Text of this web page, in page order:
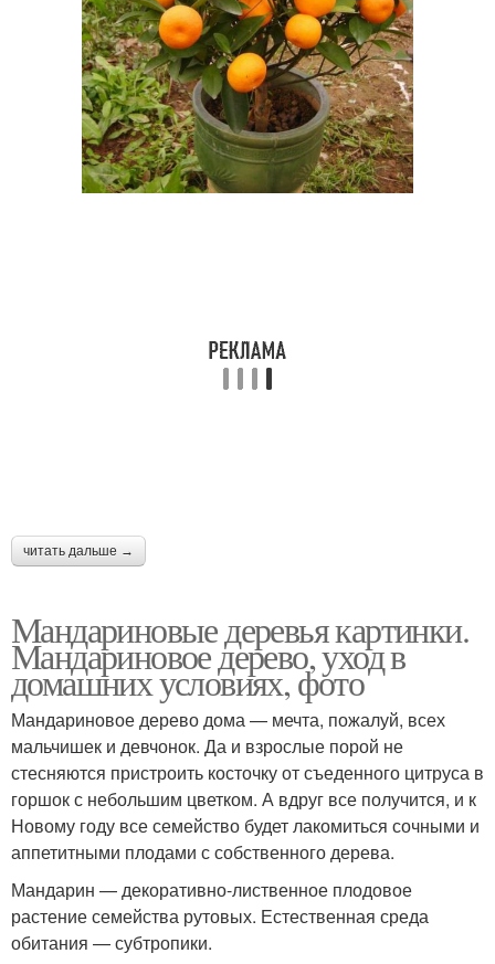
читать дальше →
Мандариновые деревья картинки.
Мандариновое дерево, уход в
домашних условиях, фото
Мандариновое дерево дома — мечта, пожалуй, всех
мальчишек и девчонок. Да и взрослые порой не
стесняются пристроить косточку от съеденного цитруса в
горшок с небольшим цветком. А вдруг все получится, и к
Новому году все семейство будет лакомиться сочными и
аппетитными плодами с собственного дерева.
Мандарин — декоративно-лиственное плодовое
растение семейства рутовых. Естественная среда
обитания — субтропики.